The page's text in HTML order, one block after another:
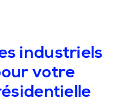
industriels
votre